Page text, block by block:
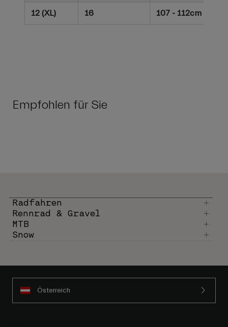
12 (XL) 16 107 - 112cm
Empfohlen für Sie
Radfahren
Rennrad & Gravel
MTB
Snow
Österreich